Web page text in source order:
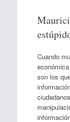
Cuando
son los